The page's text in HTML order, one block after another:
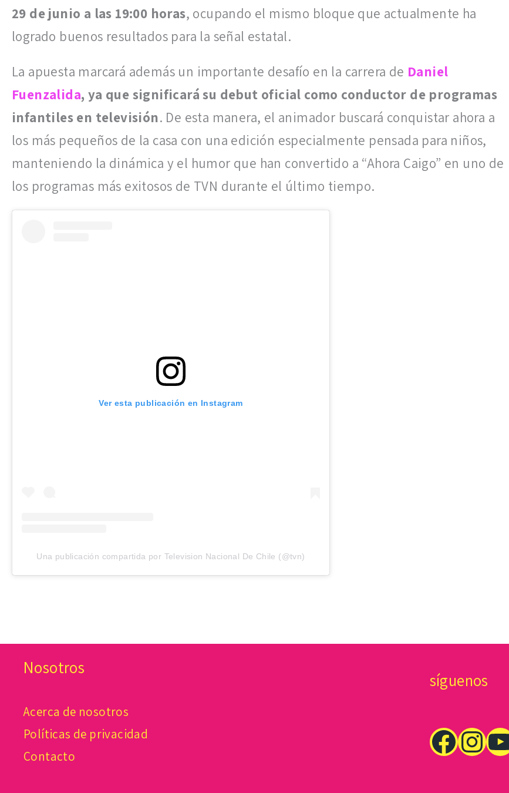
29 de junio a las 19:00 horas, ocupando el mismo bloque que actualmente ha
logrado buenos resultados para la señal estatal.
La apuesta marcará además un importante desafío en la carrera de Daniel
Fuenzalida, ya que significará su debut oficial como conductor de programas
infantiles en televisión. De esta manera, el animador buscará conquistar ahora a
los más pequeños de la casa con una edición especialmente pensada para niños,
manteniendo la dinámica y el humor que han convertido a “Ahora Caigo” en uno de
los programas más exitosos de TVN durante el último tiempo.
Ver esta publicación en Instagram
Una publicación compartida por Television Nacional De Chile (@tvn)
Nosotros
Acerca de nosotros
Políticas de privacidad
Contacto
síguenos